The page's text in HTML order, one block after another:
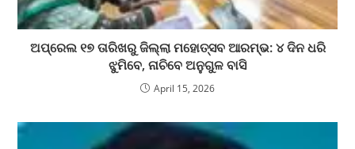
ଅପ୍ରେଲ ୧୭ ତାରିଖରୁ ଜିଲ୍ଲା ମହୋତ୍ସବ ଆରମ୍ଭ: ୪ ଦିନ ଧରି
ଝୁମିବେ, ନାଚିବେ ଅନୁଗୁଳ ବାସି
April 15, 2026